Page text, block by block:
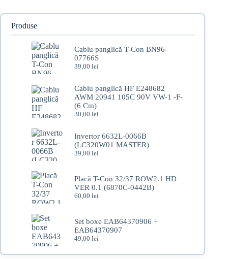
Produse
Cablu panglică T-Con BN96-
07766S
39,00 lei
Cablu panglică HF E248682
AWM 20941 105C 90V VW-1 -F-
(6 Cm)
30,00 lei
Invertor 6632L-0066B
(LC320W01 MASTER)
39,00 lei
Placă T-Con 32/37 ROW2.1 HD
VER 0.1 (6870C-0442B)
60,00 lei
Set boxe EAB64370906 +
EAB64370907
49,00 lei